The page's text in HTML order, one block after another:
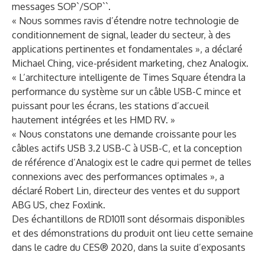
messages SOP`/SOP``.
« Nous sommes ravis d’étendre notre technologie de
conditionnement de signal, leader du secteur, à des
applications pertinentes et fondamentales », a déclaré
Michael Ching, vice-président marketing, chez Analogix.
« L’architecture intelligente de Times Square étendra la
performance du système sur un câble USB-C mince et
puissant pour les écrans, les stations d’accueil
hautement intégrées et les HMD RV. »
« Nous constatons une demande croissante pour les
câbles actifs USB 3.2 USB-C à USB-C, et la conception
de référence d’Analogix est le cadre qui permet de telles
connexions avec des performances optimales », a
déclaré Robert Lin, directeur des ventes et du support
ABG US, chez Foxlink.
Des échantillons de RD1011 sont désormais disponibles
et des démonstrations du produit ont lieu cette semaine
dans le cadre du CES® 2020, dans la suite d’exposants